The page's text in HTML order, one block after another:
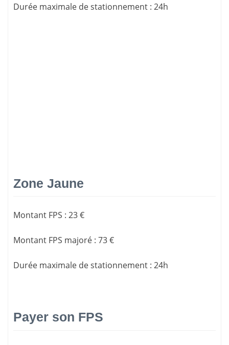
Durée maximale de stationnement : 24h
Zone Jaune
Montant FPS : 23 €
Montant FPS majoré : 73 €
Durée maximale de stationnement : 24h
Payer son FPS